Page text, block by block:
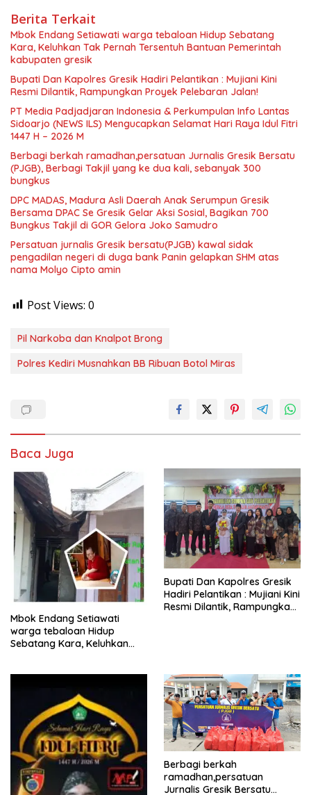
Berita Terkait
Mbok Endang Setiawati warga tebaloan Hidup Sebatang
Kara, Keluhkan Tak Pernah Tersentuh Bantuan Pemerintah
kabupaten gresik
​Bupati Dan Kapolres Gresik Hadiri Pelantikan : Mujiani Kini
Resmi Dilantik, Rampungkan Proyek Pelebaran Jalan!
PT Media Padjadjaran Indonesia & Perkumpulan Info Lantas
Sidoarjo (NEWS ILS) Mengucapkan Selamat Hari Raya Idul Fitri
1447 H – 2026 M
Berbagi berkah ramadhan,persatuan Jurnalis Gresik Bersatu
(PJGB), Berbagi Takjil yang ke dua kali, sebanyak 300
bungkus
DPC MADAS, Madura Asli Daerah Anak Serumpun Gresik
Bersama DPAC Se Gresik Gelar Aksi Sosial, Bagikan 700
Bungkus Takjil di GOR Gelora Joko Samudro
Persatuan jurnalis Gresik bersatu(PJGB) kawal sidak
pengadilan negeri di duga bank Panin gelapkan SHM atas
nama Molyo Cipto amin
Post Views: 0
Pil Narkoba dan Knalpot Brong
Polres Kediri Musnahkan BB Ribuan Botol Miras
Baca Juga
Mbok Endang Setiawati
warga tebaloan Hidup
Sebatang Kara, Keluhkan
​Bupati Dan Kapolres Gresik
Hadiri Pelantikan : Mujiani Kini
Resmi Dilantik, Rampungkan
Berbagi berkah
ramadhan,persatuan
Jurnalis Gresik Bersatu